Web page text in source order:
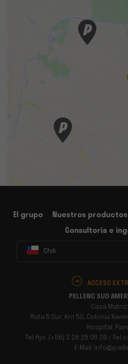
El grupo Nuestros productos
Consultoria e
Chili
ACCESO
PELLENC SUD
Casa Matriz:
Ruta 5 Sur, Km 50, Colonia
Hospital,
Tel fijo: (+56) 2 28 25 06 09 / Tel
E-Mail: